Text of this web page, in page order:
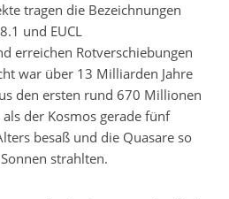
tragen die Bezeichnungen
und EUCL
erreichen Rotverschiebungen
war über 13 Milliarden Jahre
den ersten rund 670 Millionen
der Kosmos gerade fünf
besaß und die Quasare so
strahlten.